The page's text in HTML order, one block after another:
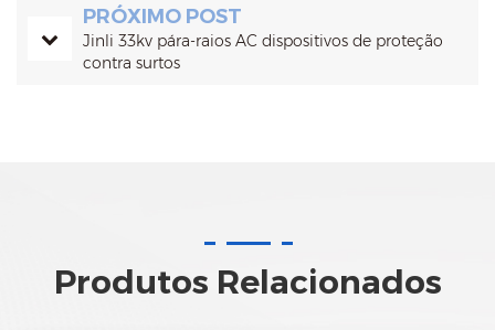
PRÓXIMO POST
Jinli 33kv pára-raios AC dispositivos de proteção
contra surtos
Produtos Relacionados